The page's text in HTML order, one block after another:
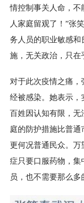
情控制事关人命，不
人家庭留观了！”张
务人员的职业敏感和
施，无关政治，只在
对于此次疫情之痛
经被感染。她表示，
百姓因认知有限，无
庭的防护措施比普通
更何况普通民众。万
症只要口服药物，集
员，也不需要那么多